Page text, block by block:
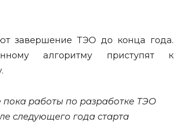
завершение ТЭО до конца года.
алгоритму приступят к
работы по разработке ТЭО
следующего года старта